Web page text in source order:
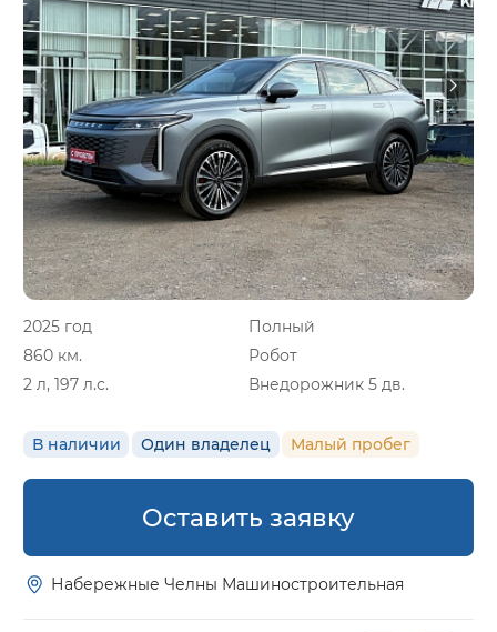
2025 год
Полный
860 км.
Робот
2 л, 197 л.с.
Внедорожник 5 дв.
В наличии Один владелец Малый пробег
Оставить заявку
Набережные Челны Машиностроительная